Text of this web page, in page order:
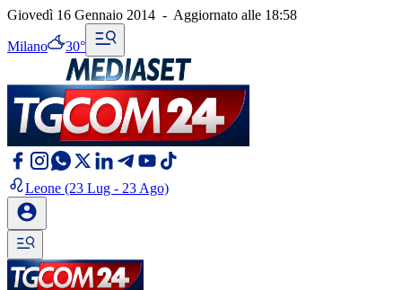
Giovedì 16 Gennaio 2014 - Aggiornato alle 18:58
Milano 30°
Leone (23 Lug - 23 Ago)